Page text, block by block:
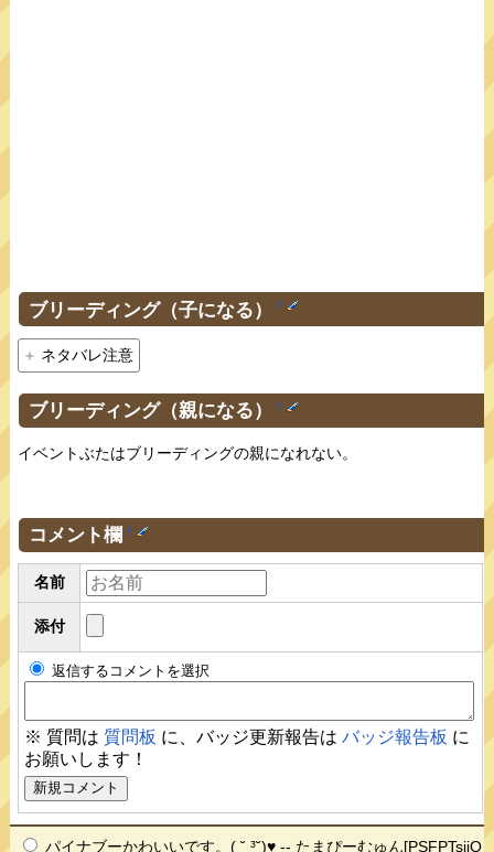
ブリーディング（子になる） †
ネタバレ注意
ブリーディング（親になる） †
イベントぶたはブリーディングの親になれない。
コメント欄 †
名前
添付
返信するコメントを選択
※ 質問は 質問板 に、バッジ更新報告はバッジ報告板 に
お願いします！
パイナブーかわいいです。(⁠ ⁠˘⁠ ⁠³⁠˘⁠)⁠♥ -- たまぴーむゅん[PSFPTsijQ